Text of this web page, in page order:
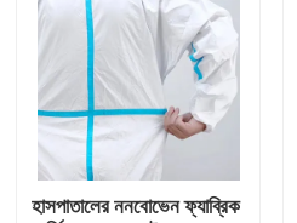
পণ্য
আমাদের সম্পর্কে
কারখানা ভ্রমণ
হাসপাতালের ননবোভেন ফ্যাব্রিক